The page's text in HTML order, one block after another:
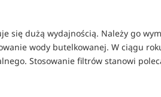
się dużą wydajnością. Należy go
wody butelkowanej. W ciągu
Stosowanie filtrów stanowi